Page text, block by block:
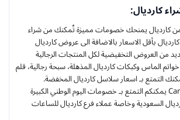
كارديال:
كارديال يمنحك خصومات مميزة تٌمكنك من شراء
بأقل الاسعار بالاضافة الى عروض كارديال
من العروض التخفيضية لكل المنتجات الرجالية
الماس وكبكات كارديال المذهلة، سبحة رجالية، قلم
التمتع بـ اسعار سلاسل كارديال المخفضة.
لكل عملاء Cardial يمكنكم التمتع بـ خصومات اليوم الوطني الكبيرة
السعودية وخاصة عملاء فرع كارديال للساعات